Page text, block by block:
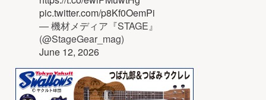
pic.twitter.com/p8Kf0OemPi
— 機材メディア『STAGE』
(@StageGear_mag)
June 12, 2026